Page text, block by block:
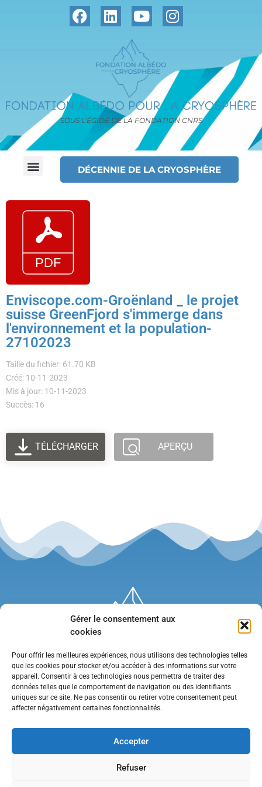
Gérer le consentement aux
cookies
Pour offrir les meilleures expériences, nous utilisons des technologies telles
que les cookies pour stocker et/ou accéder à des informations sur votre
appareil. Consentir à ces technologies nous permettra de traiter des
données telles que le comportement de navigation ou des identifiants
uniques sur ce site. Ne pas consentir ou retirer votre consentement peut
affecter négativement certaines fonctionnalités.
Accepter
Refuser
SOUS L’ÉGIDE DE LA FONDATION CNRS
DÉCENNIE DE LA CRYOSPHÈRE
Enviscope.com-Groënland _ le projet
suisse GreenFjord s'immerge dans
l'environnement et la population-
27102023
Taille du fichier: 61.70 KB
Créé: 10-11-2023
Mis à jour: 10-11-2023
Succès: 16
TÉLÉCHARGER APERÇU
•Contact